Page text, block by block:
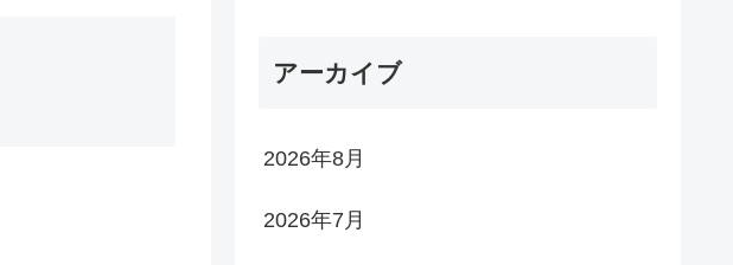
アーカイブ
2026年8月
2026年7月